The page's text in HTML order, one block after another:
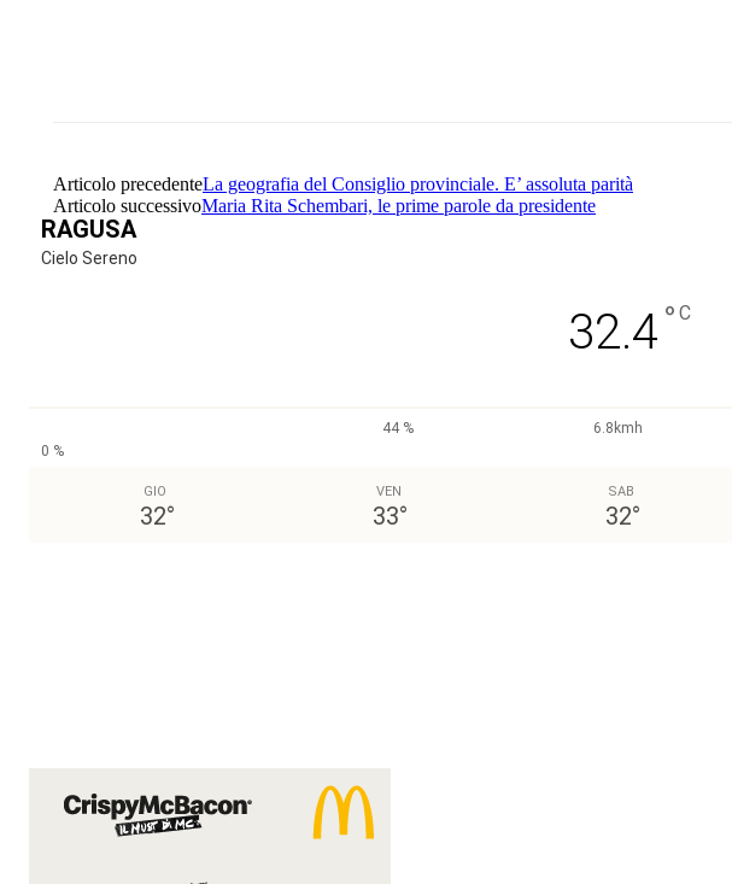
Articolo precedenteLa geografia del Consiglio provinciale. E’ assoluta parità
Articolo successivoMaria Rita Schembari, le prime parole da presidente
RAGUSA
Cielo Sereno
32.4 ° C
44 %
6.8kmh
0 %
GIO
32°
VEN
33°
SAB
32°